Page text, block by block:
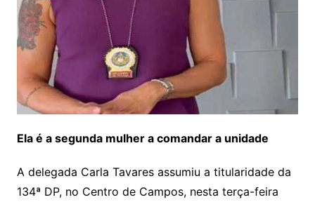
Ela é a segunda mulher a comandar a unidade
A delegada Carla Tavares assumiu a titularidade da
134ª DP, no Centro de Campos, nesta terça-feira